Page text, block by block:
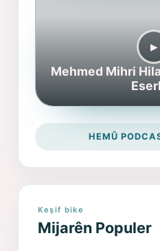
▶︎
Mehmed Mihri
HEMÛ
Keşif bike
Mijarên Populer